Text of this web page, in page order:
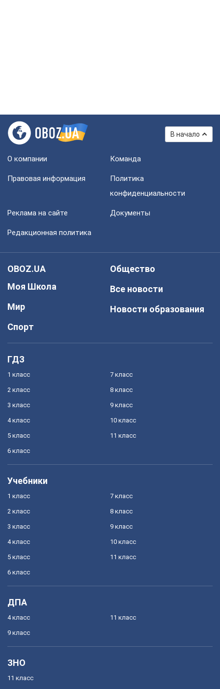
В начало
О компании Команда
Правовая информация
Политика
конфиденциальности
Реклама на сайте Документы
Редакционная политика
OBOZ.UA
Моя Школа
Мир
Спорт
Общество
Все новости
Новости образования
ГДЗ
1 класс
2 класс
3 класс
4 класс
5 класс
6 класс
7 класс
8 класс
9 класс
10 класс
11 класс
Учебники
1 класс
2 класс
3 класс
4 класс
5 класс
6 класс
7 класс
8 класс
9 класс
10 класс
11 класс
ДПА
4 класс
9 класс
11 класс
ЗНО
11 класс